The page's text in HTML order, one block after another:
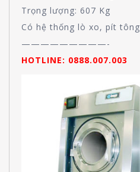
Trọng lượng: 607 Kg
Có hệ thống lò xo, pít
—————————-
HOTLINE: 0888.007.003